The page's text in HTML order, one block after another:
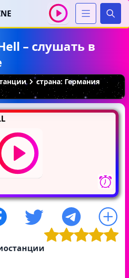
– слушать в
страна: Германия